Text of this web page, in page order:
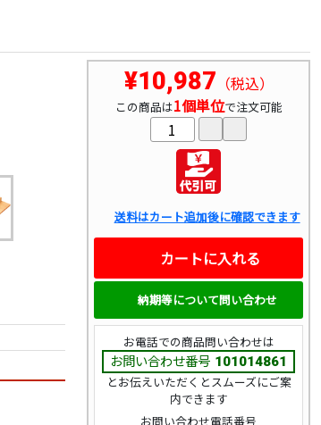
¥10,987 （税込）
この商品は1個単位で注文可能
送料はカート追加後に確認できます
カートに入れる
納期等について問い合わせ
お電話での商品問い合わせは
お問い合わせ番号 101014861
とお伝えいただくとスムーズにご案
内できます
お問い合わせ電話番号